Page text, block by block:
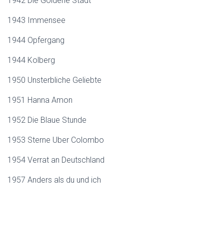
1943 Immensee
1944 Opfergang
1944 Kolberg
1950 Unsterbliche Geliebte
1951 Hanna Amon
1952 Die Blaue Stunde
1953 Sterne Uber Colombo
1954 Verrat an Deutschland
1957 Anders als du und ich